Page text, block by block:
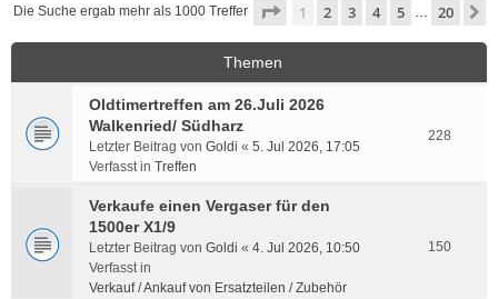
Die Suche ergab mehr als 1000 Treffer Seite 1von 20
1 2 3 4 5 … 20
Themen
Oldtimertreffen am 26.Juli 2026
Walkenried/ Südharz
Letzter Beitrag von Goldi « 5. Jul 2026, 17:05
Verfasst in Treffen
228
Verkaufe einen Vergaser für den
1500er X1/9
Letzter Beitrag von Goldi « 4. Jul 2026, 10:50
Verfasst in
Verkauf / Ankauf von Ersatzteilen / Zubehör
150